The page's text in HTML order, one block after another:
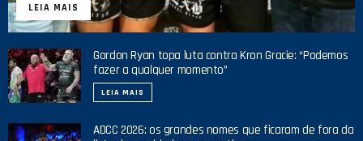
LEIA MAIS
Gordon Ryan topa luta contra Kron Gracie: “Podemos
fazer a qualquer momento”
LEIA MAIS
ADCC 2026: os grandes nomes que ficaram de fora da